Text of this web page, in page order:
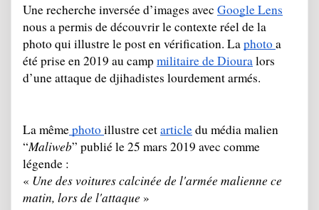
Une recherche inversée d’images avec Google Lens
nous a permis de découvrir le contexte réel de la
photo qui illustre le post en vérification. La photo a
été prise en 2019 au camp militaire de Dioura lors
d’une attaque de djihadistes lourdement armés.
La même photo illustre cet article du média malien
“Maliweb” publié le 25 mars 2019 avec comme
légende :
« Une des voitures calcinée de l'armée malienne ce
matin, lors de l'attaque »